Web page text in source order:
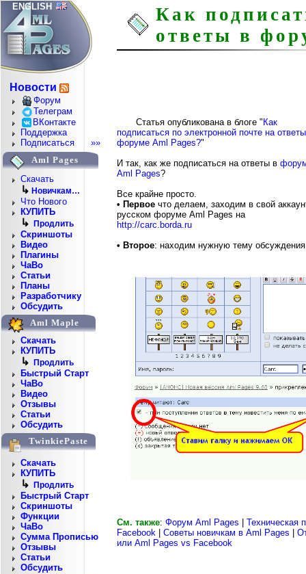
ENGLISH
Новости
Форум
Телеграм
ВКонтакте
Поддержка
Подписаться
»»
Aml Pages
Скачать
↳ Новичкам…
Что Нового
КУПИТЬ
↳ Продлить
Скриншоты
Видео
Плагины
ЧаВо
Статьи
Планы
Разработчику
Обсудить
Aml Maple
Скачать
КУПИТЬ
↳ Продлить
Быстрый Старт
ЧаВо
Видео
Отзывы
Статьи
Обсудить
TwinkiePaste
Скачать
КУПИТЬ
↳ Продлить
Быстрый Старт
Скриншоты
Функции
ЧаВо
Сумма Прописью
Отзывы
Статьи
Обсудить
Как
ответы в
Статья опубликована в блоге " Как
подписаться по электронной почте на
форуме Aml Pages?"
И так, как же подписаться на ответы в
Aml Pages?
Все крайне просто.
• Первое что делаем, заходим в свой
русском форуме Aml Pages на
http://carc.borda.ru
• Второе: находим нужную тему
См. также: Форум Aml Pages
Техническая
Facebook
Советы новичкам в Aml Pages
или Aml Pages vs Facebook